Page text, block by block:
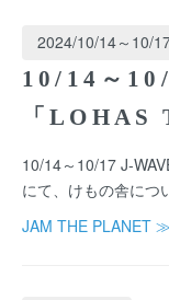
2024/10/14～10/
10/14～
「LOHAS
10/14～10/17 J-
にて、けもの舎につ
JAM THE PLANET ≫